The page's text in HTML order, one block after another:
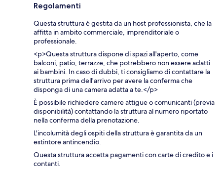
Regolamenti
Questa struttura è gestita da un host professionista, che la
affitta in ambito commerciale, imprenditoriale o
professionale.
<p>Questa struttura dispone di spazi all'aperto, come
balconi, patio, terrazze, che potrebbero non essere adatti
ai bambini. In caso di dubbi, ti consigliamo di contattare la
struttura prima dell'arrivo per avere la conferma che
disponga di una camera adatta a te.</p>
È possibile richiedere camere attigue o comunicanti (previa
disponibilità) contattando la struttura al numero riportato
nella conferma della prenotazione.
L'incolumità degli ospiti della struttura è garantita da un
estintore antincendio.
Questa struttura accetta pagamenti con carte di credito e i
contanti.